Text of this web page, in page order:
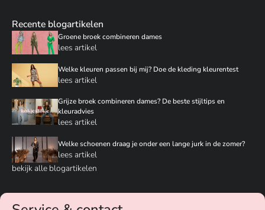
Recente blogartikelen
Groene broek combineren dames
lees artikel
Welke kleuren passen bij mij? Doe de kleding kleurentest
lees artikel
Grijze broek combineren dames? De beste stijltips en
kleuradvies
lees artikel
Welke schoenen draag je onder een lange jurk in de zomer?
lees artikel
bekijk alle blogartikelen